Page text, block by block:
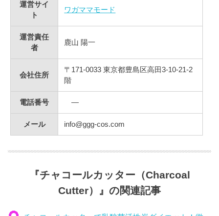
運営サイ
ト
ワガママモード
運営責任
者
鹿山 陽一
会社住所
〒171-0033 東京都豊島区高田3-10-21-2
階
電話番号 ―
メール info@ggg-cos.com
『チャコールカッター（Charcoal
Cutter）』の関連記事